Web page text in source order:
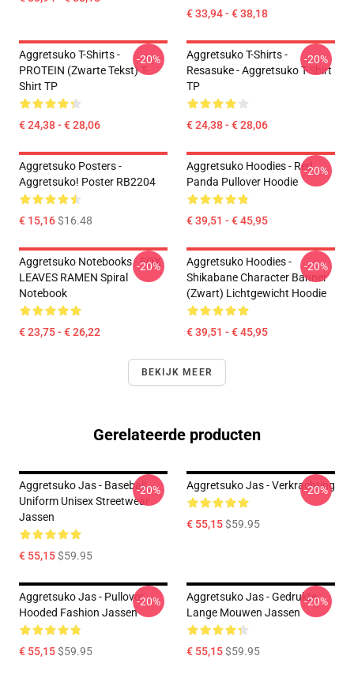
€ 33,94 - € 38,18
Aggretsuko T-Shirts -
PROTEIN (zwarte Tekst) T-
Shirt TP
€ 24,38 - € 28,06
-20%
Aggretsuko T-Shirts -
Resasuke - Aggretsuko T-Shirt
TP
€ 24,38 - € 28,06
-20%
Aggretsuko Posters -
Aggretsuko! Poster RB2204
€ 15,16$16.48
Aggretsuko Hoodies - Red
Panda Pullover Hoodie
€ 39,51 - € 45,95
-20%
Aggretsuko Notebooks - FOX
LEAVES RAMEN Spiral
Notebook
€ 23,75 - € 26,22
-20%
Aggretsuko Hoodies -
Shikabane Character Banner
(Zwart) Lichtgewicht Hoodie
€ 39,51 - € 45,95
-20%
BEKIJK MEER
Gerelateerde producten
Aggretsuko Jas - Baseball
Uniform Unisex Streetwear
Jassen
€ 55,15$59.95
-20% Aggretsuko Jas - Verkrachting
€ 55,15$59.95
-20%
Aggretsuko Jas - Pullover
Hooded Fashion Jassen
€ 55,15$59.95
-20%
Aggretsuko Jas - Gedrukte
Lange Mouwen Jassen
€ 55,15$59.95
-20%